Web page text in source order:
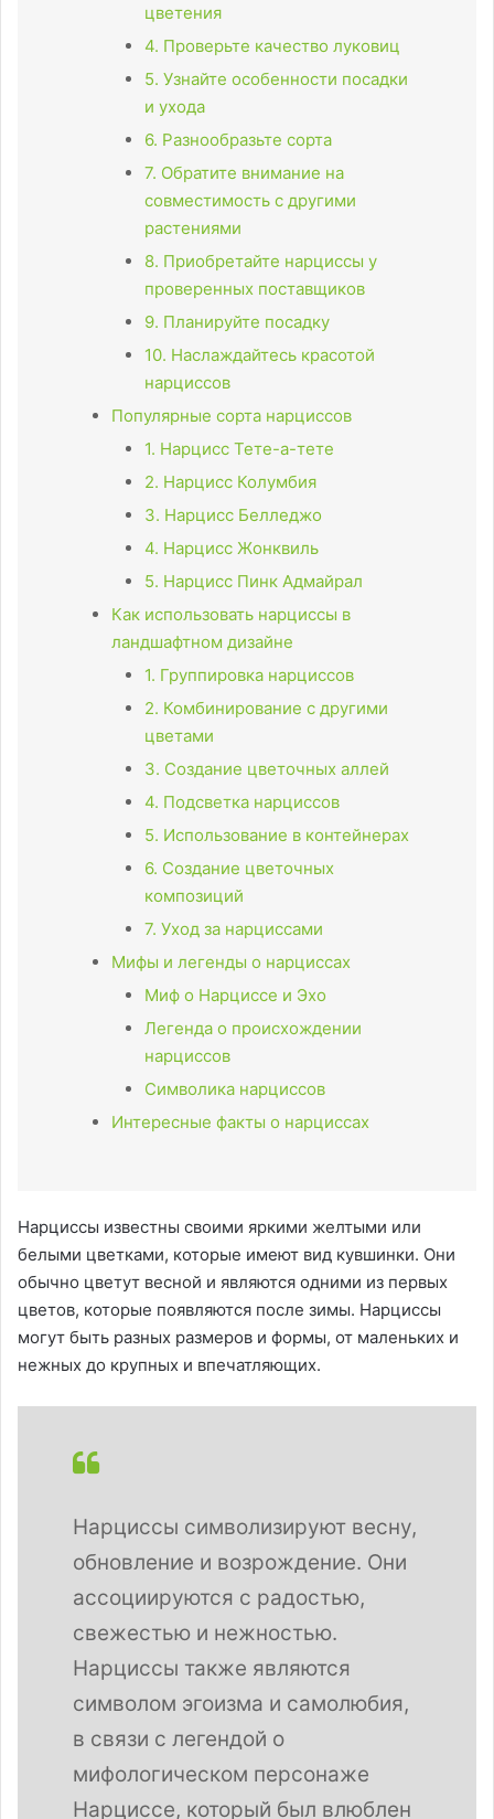
цветения
4. Проверьте качество луковиц
5. Узнайте особенности посадки
и ухода
6. Разнообразьте сорта
7. Обратите внимание на
совместимость с другими
растениями
8. Приобретайте нарциссы у
проверенных поставщиков
9. Планируйте посадку
10. Наслаждайтесь красотой
нарциссов
Популярные сорта нарциссов
1. Нарцисс Тете-а-тете
2. Нарцисс Колумбия
3. Нарцисс Белледжо
4. Нарцисс Жонквиль
5. Нарцисс Пинк Адмайрал
Как использовать нарциссы в
ландшафтном дизайне
1. Группировка нарциссов
2. Комбинирование с другими
цветами
3. Создание цветочных аллей
4. Подсветка нарциссов
5. Использование в контейнерах
6. Создание цветочных
композиций
7. Уход за нарциссами
Мифы и легенды о нарциссах
Миф о Нарциссе и Эхо
Легенда о происхождении
нарциссов
Символика нарциссов
Интересные факты о нарциссах
Нарциссы известны своими яркими желтыми или
белыми цветками, которые имеют вид кувшинки. Они
обычно цветут весной и являются одними из первых
цветов, которые появляются после зимы. Нарциссы
могут быть разных размеров и формы, от маленьких и
нежных до крупных и впечатляющих.
Нарциссы символизируют весну,
обновление и возрождение. Они
ассоциируются с радостью,
свежестью и нежностью.
Нарциссы также являются
символом эгоизма и самолюбия,
в связи с легендой о
мифологическом персонаже
Нарциссе, который был влюблен